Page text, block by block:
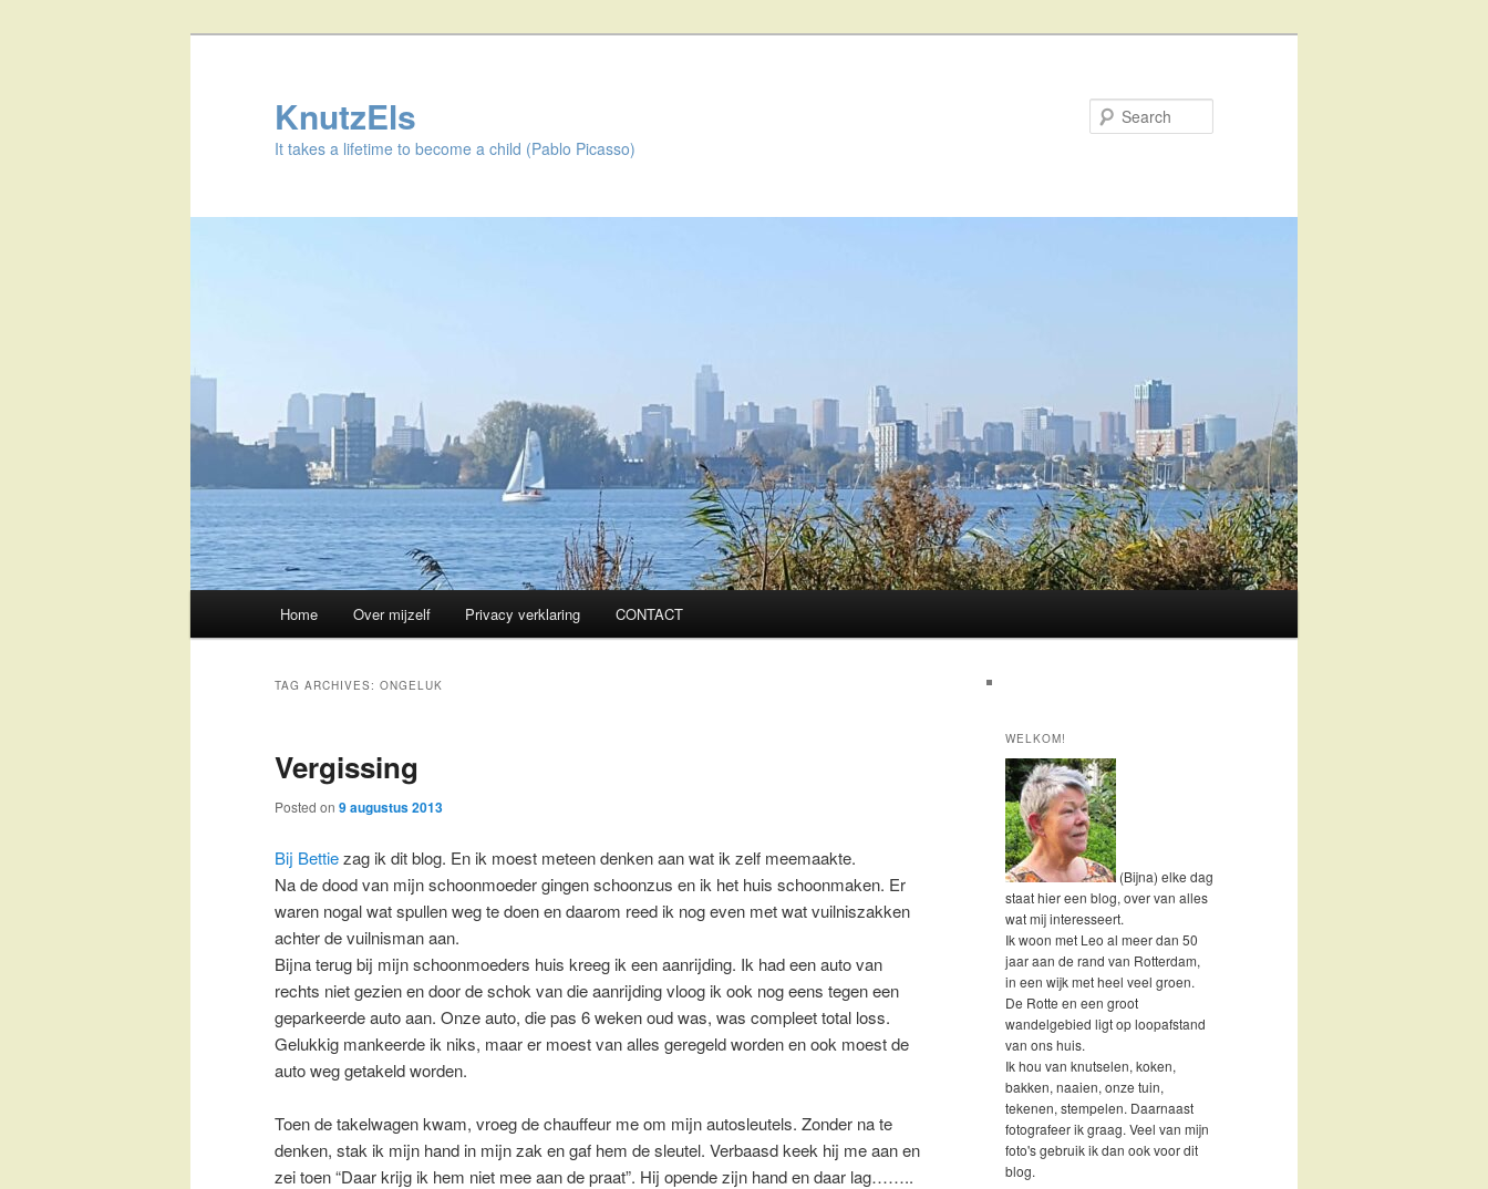
KnutzEls
It takes a lifetime to become a child (Pablo Picasso)
Skip
content
Skip
content
Home Over mijzelf Privacy verklaring CONTACT
TAG ARCHIVES: ONGELUK
Vergissing
Posted on 9 augustus 2013
Bij Bettiezag ik dit blog. En ik moest meteen denken aan wat ik zelf meemaakte.
Na de dood van mijn schoonmoeder gingen schoonzus en ik het huis schoonmaken. Er
waren nogal wat spullen weg te doen en daarom reed ik nog even met wat vuilniszakken
achter de vuilnisman aan.
Bijna terug bij mijn schoonmoeders huis kreeg ik een aanrijding. Ik had een auto van
rechts niet gezien en door de schok van die aanrijding vloog ik ook nog eens tegen een
geparkeerde auto aan. Onze auto, die pas 6 weken oud was, was compleet total loss.
Gelukkig mankeerde ik niks, maar er moest van alles geregeld worden en ook moest de
auto weg getakeld worden.
Toen de takelwagen kwam, vroeg de chauffeur me om mijn autosleutels. Zonder na te
denken, stak ik mijn hand in mijn zak en gaf hem de sleutel. Verbaasd keek hij me aan en
zei toen “Daar krijg ik hem niet mee aan de praat”. Hij opende zijn hand en daar lag……..
WELKOM!
(Bijna) elke dag
staat hier een blog, over van alles
wat mij interesseert.
Ik woon met Leo al meer dan 50
jaar aan de rand van Rotterdam,
in een wijk met heel veel groen.
De Rotte en een groot
wandelgebied ligt op loopafstand
van ons huis.
Ik hou van knutselen, koken,
bakken, naaien, onze tuin,
tekenen, stempelen. Daarnaast
fotografeer ik graag. Veel van mijn
foto's gebruik ik dan ook voor dit
blog.